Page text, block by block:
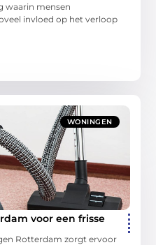
waarin mensen
invloed op het verloop
WONINGEN
voor een frisse
Rotterdam zorgt ervoor